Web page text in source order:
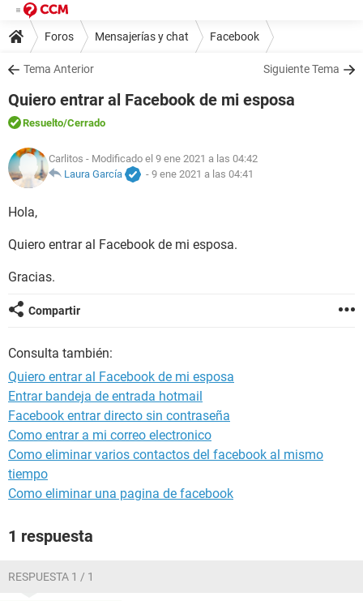
Foros Mensajerías y chat Facebook
Tema Anterior Siguiente Tema
Quiero entrar al Facebook de mi esposa
Resuelto/Cerrado
Carlitos - Modificado el 9 ene 2021 a las 04:42
Laura García
- 9 ene 2021 a las 04:41
Hola,
Quiero entrar al Facebook de mi esposa.
Gracias.
Compartir
Consulta también:
Quiero entrar al Facebook de mi esposa
Entrar bandeja de entrada hotmail
Facebook entrar directo sin contraseña
Como entrar a mi correo electronico
Como eliminar varios contactos del facebook al mismo
tiempo
Como eliminar una pagina de facebook
1 respuesta
RESPUESTA 1 / 1